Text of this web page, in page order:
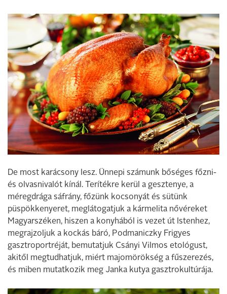
De most karácsony lesz. Ünnepi számunk bőséges főzni-
és olvasnivalót kínál. Terítékre kerül a gesztenye, a
méregdrága sáfrány, főzünk kocsonyát és sütünk
püspökkenyeret, meglátogatjuk a kármelita nővéreket
Magyarszéken, hiszen a konyhából is vezet út Istenhez,
megrajzoljuk a kockás báró, Podmaniczky Frigyes
gasztroportréját, bemutatjuk Csányi Vilmos etológust,
akitől megtudhatjuk, miért majomörökség a fűszerezés,
és miben mutatkozik meg Janka kutya gasztrokultúrája.